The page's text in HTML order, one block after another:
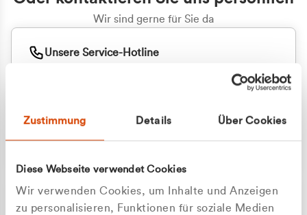
Zustimmung Details Über Cookies
Diese Webseite verwendet Cookies
Wir verwenden Cookies, um Inhalte und Anzeigen
zu personalisieren, Funktionen für soziale Medien
Wir sind gerne für Sie da
Unsere Service-Hotline
+49 177 8376058